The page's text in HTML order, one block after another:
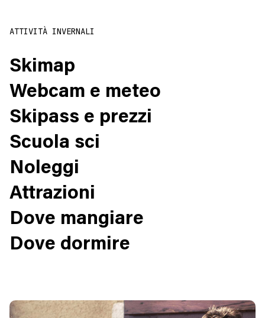
ATTIVITÀ INVERNALI
Skimap
Webcam e meteo
Skipass e prezzi
Scuola sci
Noleggi
Attrazioni
Dove mangiare
Dove dormire